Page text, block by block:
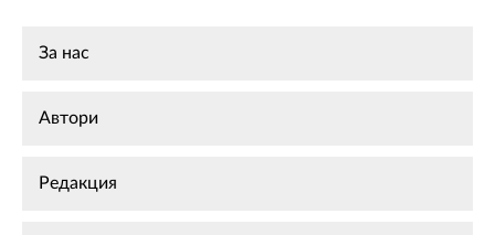
За нас
Автори
Редакция